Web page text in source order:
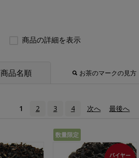
商品の詳細を表示
商品名順 お茶のマークの見方
1 2 3 4 次へ 最後へ
数量限定